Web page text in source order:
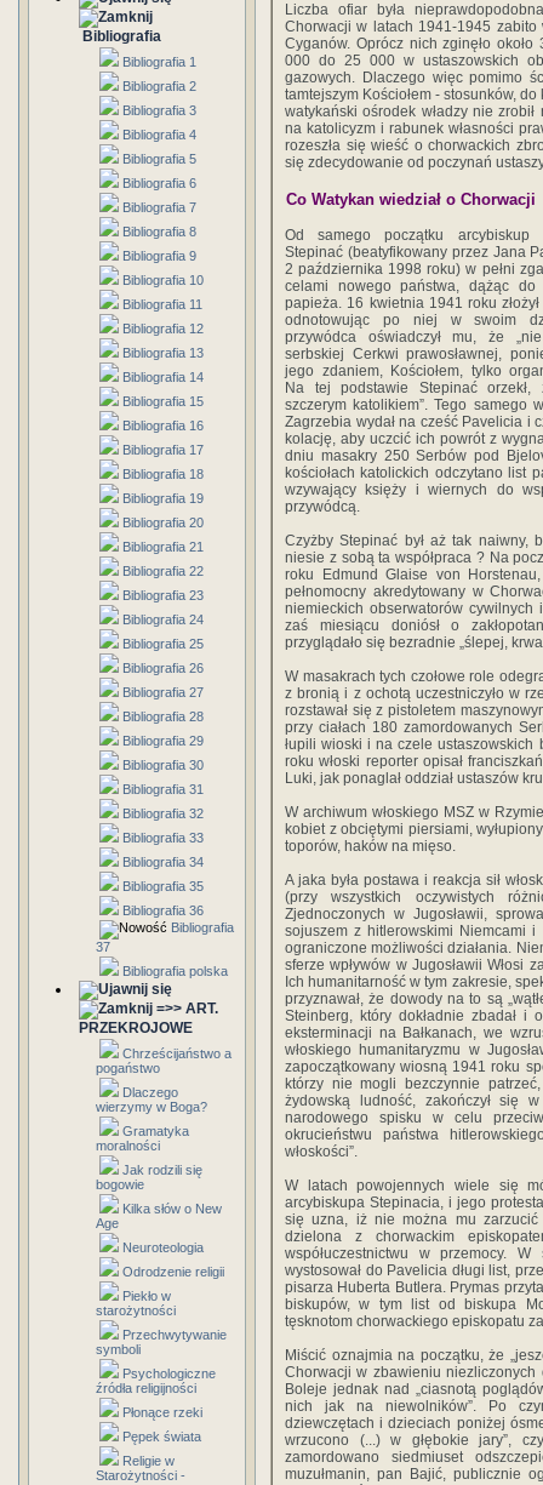
Bibliografia
Bibliografia 1
Bibliografia 2
Bibliografia 3
Bibliografia 4
Bibliografia 5
Bibliografia 6
Bibliografia 7
Bibliografia 8
Bibliografia 9
Bibliografia 10
Bibliografia 11
Bibliografia 12
Bibliografia 13
Bibliografia 14
Bibliografia 15
Bibliografia 16
Bibliografia 17
Bibliografia 18
Bibliografia 19
Bibliografia 20
Bibliografia 21
Bibliografia 22
Bibliografia 23
Bibliografia 24
Bibliografia 25
Bibliografia 26
Bibliografia 27
Bibliografia 28
Bibliografia 29
Bibliografia 30
Bibliografia 31
Bibliografia 32
Bibliografia 33
Bibliografia 34
Bibliografia 35
Bibliografia 36
Bibliografia
37
Bibliografia polska
=>> ART.
PRZEKROJOWE
Chrześcijaństwo a
pogaństwo
Dlaczego
wierzymy w Boga?
Gramatyka
moralności
Jak rodzili się
bogowie
Kilka słów o New
Age
Neuroteologia
Odrodzenie religii
Piekło w
starożytności
Przechwytywanie
symboli
Psychologiczne
źródła religijności
Płonące rzeki
Pępek świata
Religie w
Starożytności -
Liczba ofiar była
Chorwacji w latach 1941-1945
Cyganów. Oprócz nich zginęło
000 do 25 000 w ustaszowskich
gazowych. Dlaczego więc pomimo
tamtejszym Kościołem - stosunków,
watykański ośrodek władzy nie
na katolicyzm i rabunek własności
rozeszła się wieść o chorwackich
się zdecydowanie od poczynań
Co Watykan wiedział o Chorwacji
Od samego początku arcybiskup
Stepinać (beatyfikowany przez Jana
2 października 1998 roku) w pełni
celami nowego państwa, dążąc
papieża. 16 kwietnia 1941 roku
odnotowując po niej w swoim
przywódca oświadczył mu, że
serbskiej Cerkwi prawosławnej,
jego zdaniem, Kościołem, tylko
Na tej podstawie Stepinać orzekł,
szczerym katolikiem”. Tego samego
Zagrzebia wydał na cześć Pavelicia i
kolację, aby uczcić ich powrót z
dniu masakry 250 Serbów pod
kościołach katolickich odczytano list
wzywający księży i wiernych do
przywódcą.
Czyżby Stepinać był aż tak naiwny,
niesie z sobą ta współpraca ? Na
roku Edmund Glaise von
pełnomocny akredytowany w
niemieckich obserwatorów cywilnych
zaś miesiącu doniósł o
przyglądało się bezradnie „ślepej,
W masakrach tych czołowe role
z bronią i z ochotą uczestniczyło w
rozstawał się z pistoletem
przy ciałach 180 zamordowanych
łupili wioski i na czele ustaszowskich
roku włoski reporter opisał
Luki, jak ponaglał oddział ustaszów
W archiwum włoskiego MSZ w
kobiet z obciętymi piersiami,
toporów, haków na mięso.
A jaka była postawa i reakcja sił
(przy wszystkich oczywistych
Zjednoczonych w Jugosławii,
sojuszem z hitlerowskimi Niemcami i
ograniczone możliwości działania.
sferze wpływów w Jugosławii Włosi
Ich humanitarność w tym zakresie,
przyznawał, że dowody na to są
Steinberg, który dokładnie zbadał i
eksterminacji na Bałkanach, we
włoskiego humanitaryzmu w
zapoczątkowany wiosną 1941 roku
którzy nie mogli bezczynnie
żydowską ludność, zakończył się
narodowego spisku w celu
okrucieństwu państwa
włoskości”.
W latach powojennych wiele się
arcybiskupa Stepinacia, i jego
się uzna, iż nie można mu
dzielona z chorwackim
współuczestnictwu w przemocy.
wystosował do Pavelicia długi list,
pisarza Huberta Butlera. Prymas
biskupów, w tym list od biskupa
tęsknotom chorwackiego episkopatu
Miścić oznajmia na początku, że
Chorwacji w zbawieniu niezliczonych
Boleje jednak nad „ciasnotą
nich jak na niewolników”. Po
dziewczętach i dzieciach poniżej
wrzucono (...) w głębokie jary”,
zamordowano siedmiuset
muzułmanin, pan Bajić, publicznie